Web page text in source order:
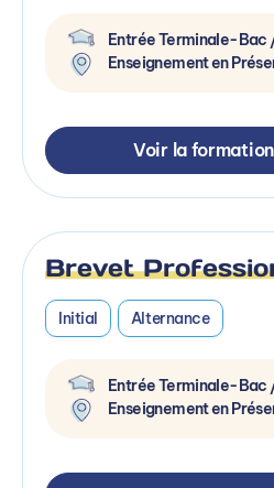
Entrée Terminale-Bac
Enseignement en
Voir la formation
Brevet
Initial Alternance
Entrée Terminale-Bac
Enseignement en